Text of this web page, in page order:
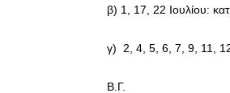
β) 1, 17, 22 Ιουλίου:
γ) 2, 4, 5, 6, 7, 9, 11,
Β.Γ.